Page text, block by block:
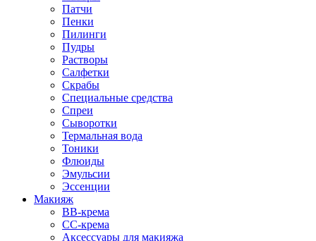
Патчи
Пенки
Пилинги
Пудры
Растворы
Салфетки
Скрабы
Специальные средства
Спреи
Сыворотки
Термальная вода
Тоники
Флюиды
Эмульсии
Эссенции
Макияж
BB-крема
CC-крема
Аксессуары для макияжа